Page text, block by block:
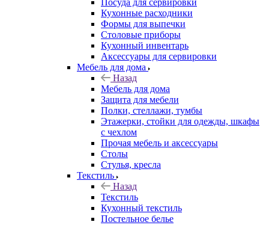
Посуда для сервировки
Кухонные расходники
Формы для выпечки
Столовые приборы
Кухонный инвентарь
Аксессуары для сервировки
Мебель для дома
Назад
Мебель для дома
Защита для мебели
Полки, стеллажи, тумбы
Этажерки, стойки для одежды, шкафы
с чехлом
Прочая мебель и аксессуары
Столы
Стулья, кресла
Текстиль
Назад
Текстиль
Кухонный текстиль
Постельное белье